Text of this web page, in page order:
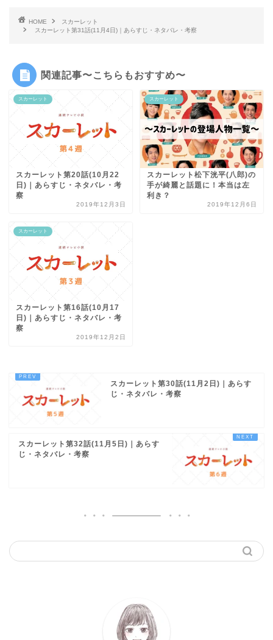
HOME
スカーレット
スカーレット第31話(11月4日)｜あらすじ・ネタバレ・考察
関連記事〜こちらもおすすめ〜
スカーレット
スカーレット第20話(10月22
日)｜あらすじ・ネタバレ・考
察
2019年12月3日
スカーレット
スカーレット松下洸平(八郎)の
手が綺麗と話題に！本当は左
利き？
2019年12月6日
スカーレット
スカーレット第16話(10月17
日)｜あらすじ・ネタバレ・考
察
2019年12月2日
スカーレット第30話(11月2日)｜あらす
じ・ネタバレ・考察
スカーレット第32話(11月5日)｜あらす
じ・ネタバレ・考察